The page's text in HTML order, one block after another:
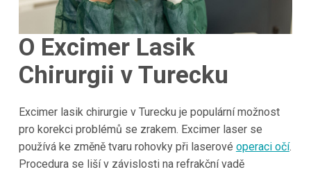
O Excimer Lasik
Chirurgii v Turecku
Excimer lasik chirurgie v Turecku je populární možnost
pro korekci problémů se zrakem. Excimer laser se
používá ke změně tvaru rohovky při laserové operaci očí.
Procedura se liší v závislosti na refrakční vadě